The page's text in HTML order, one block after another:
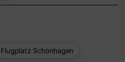
Flugplatz Schönhagen